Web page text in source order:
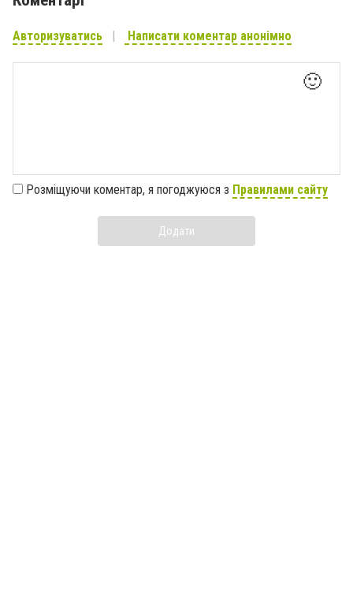
Авторизуватись Написати коментар анонімно
🙂
Розміщуючи коментар, я погоджуюся з Правилами сайту
Додати